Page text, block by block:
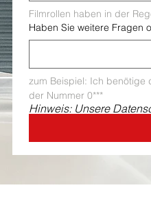
Filmrollen haben in der
Haben Sie weitere Fragen
zum Beispiel: Ich benötige
der Nummer 0***
Hinweis: Unsere